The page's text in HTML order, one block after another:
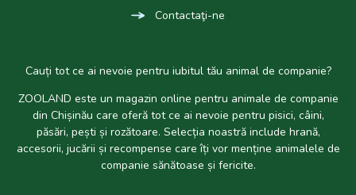
Contactaţi-ne
Cauți tot ce ai nevoie pentru iubitul tău animal de companie?
ZOOLAND este un magazin online pentru animale de companie
din Chișinău care oferă tot ce ai nevoie pentru pisici, câini,
păsări, pești și rozătoare. Selecția noastră include hrană,
accesorii, jucării și recompense care îți vor menține animalele de
companie sănătoase și fericite.